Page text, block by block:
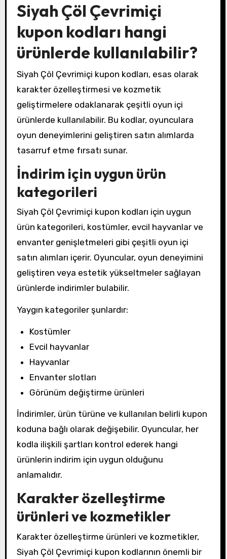
Siyah Çöl Çevrimiçi
kupon kodları hangi
ürünlerde kullanılabilir?
Siyah Çöl Çevrimiçi kupon kodları, esas olarak
karakter özelleştirmesi ve kozmetik
geliştirmelere odaklanarak çeşitli oyun içi
ürünlerde kullanılabilir. Bu kodlar, oyunculara
oyun deneyimlerini geliştiren satın alımlarda
tasarruf etme fırsatı sunar.
İndirim için uygun ürün
kategorileri
Siyah Çöl Çevrimiçi kupon kodları için uygun
ürün kategorileri, kostümler, evcil hayvanlar ve
envanter genişletmeleri gibi çeşitli oyun içi
satın alımları içerir. Oyuncular, oyun deneyimini
geliştiren veya estetik yükseltmeler sağlayan
ürünlerde indirimler bulabilir.
Yaygın kategoriler şunlardır:
Kostümler
Evcil hayvanlar
Hayvanlar
Envanter slotları
Görünüm değiştirme ürünleri
İndirimler, ürün türüne ve kullanılan belirli kupon
koduna bağlı olarak değişebilir. Oyuncular, her
kodla ilişkili şartları kontrol ederek hangi
ürünlerin indirim için uygun olduğunu
anlamalıdır.
Karakter özelleştirme
ürünleri ve kozmetikler
Karakter özelleştirme ürünleri ve kozmetikler,
Siyah Çöl Çevrimiçi kupon kodlarının önemli bir